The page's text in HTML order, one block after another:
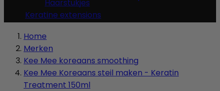
Haarstukjes
Keratine extensions
Home
Merken
Kee Mee koreaans smoothing
Kee Mee Koreaans steil maken - Keratin
Treatment 150ml